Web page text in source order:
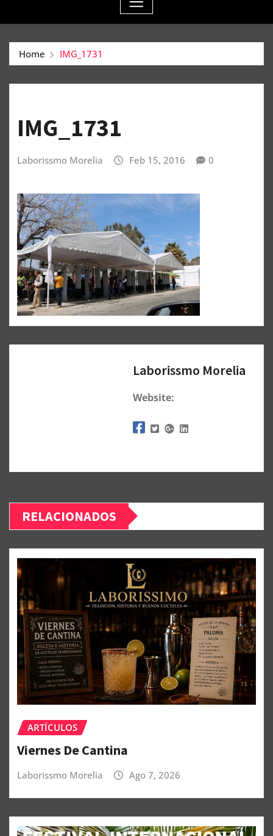
Home IMG_1731
IMG_1731
Laborissmo Morelia Feb 15, 2016 0
Laborissmo Morelia
Website:
RELACIONADOS
ARTÍCULOS
Viernes De Cantina
Laborissmo Morelia Ago 7, 2026